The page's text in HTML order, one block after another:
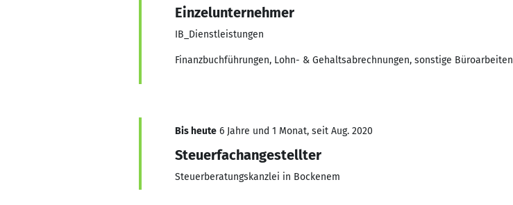
Einzelunternehmer
IB_Dienstleistungen
Finanzbuchführungen, Lohn- & Gehaltsabrechnungen, sonstige Büroarbeiten
Bis heute 6 Jahre und 1 Monat, seit Aug. 2020
Steuerfachangestellter
Steuerberatungskanzlei in Bockenem